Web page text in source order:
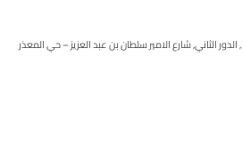
مركز سلطان للأعمال – مكتب رقم 25, الدور الثاني, شارع الامير سلطان بن عبد العزيز – حي المعذر